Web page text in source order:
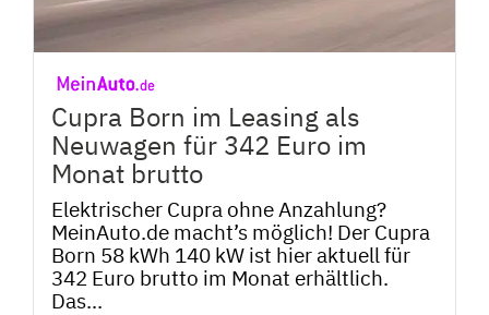
Cupra Born im Leasing als
Neuwagen für 342 Euro im
Monat brutto
Elektrischer Cupra ohne Anzahlung?
MeinAuto.de macht’s möglich! Der Cupra
Born 58 kWh 140 kW ist hier aktuell für
342 Euro brutto im Monat erhältlich.
Das...